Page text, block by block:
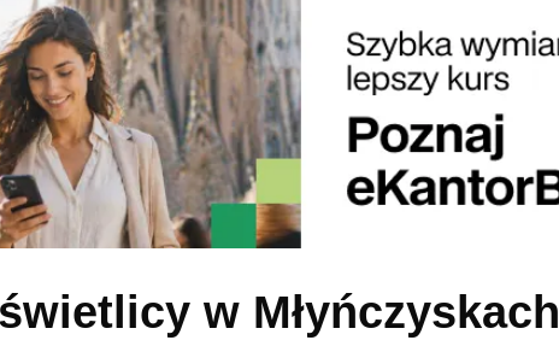
w Młyńczyskach